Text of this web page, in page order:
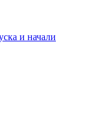
и начали